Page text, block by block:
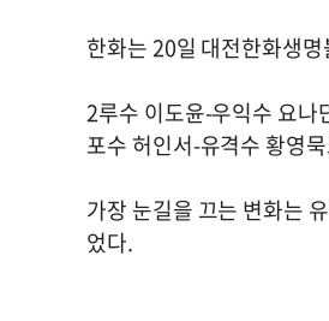
한화는 20일 대전한화생
2루수 이도윤-우익수 요
포수 허인서-유격수 황영
가장 눈길을 끄는 변화는
었다.